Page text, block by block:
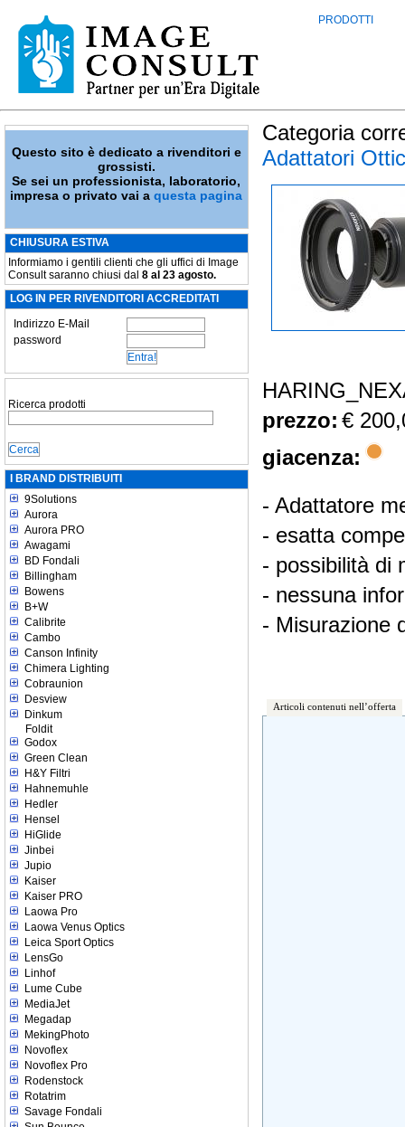
PRODOTTI
Questo sito è dedicato a rivenditori e
grossisti.
Se sei un professionista, laboratorio,
impresa o privato vai aquesta pagina
CHIUSURA ESTIVA
Informiamo i gentili clienti che gli uffici di Image
Consult saranno chiusi dal 8 al 23 agosto.
LOG IN PER RIVENDITORI ACCREDITATI
Indirizzo E-Mail
password
Ricerca prodotti
I BRAND DISTRIBUITI
9Solutions
Aurora
Aurora PRO
Awagami
BD Fondali
Billingham
Bowens
B+W
Calibrite
Cambo
Canson Infinity
Chimera Lighting
Cobraunion
Desview
Dinkum
Foldit
Godox
Green Clean
H&Y Filtri
Hahnemuhle
Hedler
Hensel
HiGlide
Jinbei
Jupio
Kaiser
Kaiser PRO
Laowa Pro
Laowa Venus Optics
Leica Sport Optics
LensGo
Linhof
Lume Cube
MediaJet
Megadap
MekingPhoto
Novoflex
Novoflex Pro
Rodenstock
Rotatrim
Savage Fondali
Categoria
Adattatori
prezzo: €
giacenza:
- Adattatore
- esatta
- possibilità di
- nessuna
- Misurazione
Articoli contenuti nell’offerta